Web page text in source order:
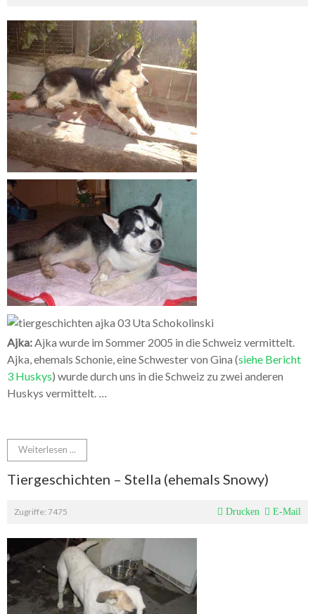
Ajka:Ajka wurde im Sommer 2005 in die Schweiz vermittelt.
Ajka, ehemals Schonie, eine Schwester von Gina (siehe Bericht
3 Huskys) wurde durch uns in die Schweiz zu zwei anderen
Huskys vermittelt. ...
Weiterlesen ...
Tiergeschichten – Stella (ehemals Snowy)
Zugriffe: 7475 Drucken E-Mail